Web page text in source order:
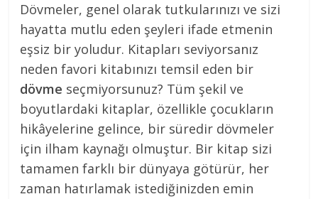
Dövmeler, genel olarak tutkularınızı ve sizi
hayatta mutlu eden şeyleri ifade etmenin
eşsiz bir yoludur. Kitapları seviyorsanız
neden favori kitabınızı temsil eden bir
dövme seçmiyorsunuz? Tüm şekil ve
boyutlardaki kitaplar, özellikle çocukların
hikâyelerine gelince, bir süredir dövmeler
için ilham kaynağı olmuştur. Bir kitap sizi
tamamen farklı bir dünyaya götürür, her
zaman hatırlamak istediğinizden emin